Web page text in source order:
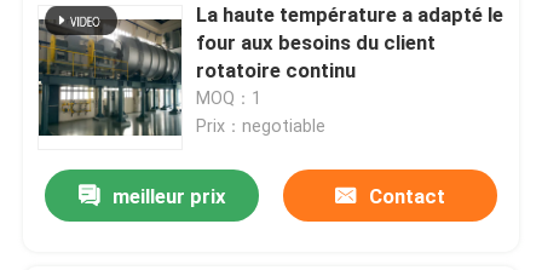
La haute température a adapté le
four aux besoins du client
rotatoire continu
MOQ：1
Prix：negotiable
meilleur prix Contact